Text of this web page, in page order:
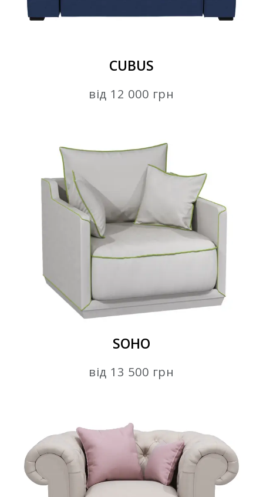
CUBUS
від 12 000 грн
SOHO
від 13 500 грн